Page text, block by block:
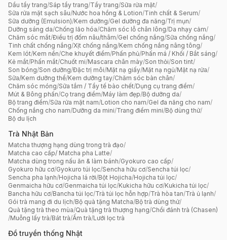
Dầu tẩy trang/Sáp tẩy trang/Tẩy trang/Sữa rửa mặt/
Sữa rửa mặt sạch sâu/Nước hoa hồng & Lotion/Tinh chất & Serum/
Sữa dưỡng (Emulsion)/Kem dưỡng/Gel dưỡng đa năng/Trị mụn/
Dưỡng sáng da/Chống lão hóa/Chăm sóc lỗ chân lông/Da nhạy cảm/
Chăm sóc mắt/Điều trị đốm nâu/thâm/Gel chống nắng/Sữa chống nắng/
Tinh chất chống nắng/Xịt chống nắng/Kem chống nắng nâng tông/
Kem lót/Kem nền/Che khuyết điểm/Phấn phủ/Phấn má / Khối / Bắt sáng/
Kẻ mắt/Phấn mắt/Chuốt mi/Mascara chân mày/Son thỏi/Son tint/
Son bóng/Son dưỡng/Đặc trị môi/Mặt nạ giấy/Mặt nạ ngủ/Mặt nạ rửa/
Sữa/Kem dưỡng thể/Kem dưỡng tay/Chăm sóc bàn chân/
Chăm sóc móng/Sữa tắm / Tẩy tế bào chết/Dụng cụ trang điểm/
Mút & Bông phấn/Cọ trang điểm/Máy làm đẹp/Bộ dưỡng da/
Bộ trang điểm/Sữa rửa mặt nam/Lotion cho nam/Gel đa năng cho nam/
Chống nắng cho nam/Dưỡng da mini/Trang điểm mini/Bộ dùng thử/
Bộ du lịch
Trà Nhật Bản
Matcha thượng hạng dùng trong trà đạo/
Matcha cao cấp/ Matcha pha Latte/
Matcha dùng trong nấu ăn & làm bánh/Gyokuro cao cấp/
Gyokuro hữu cơ/Gyokuro túi lọc/Sencha hữu cơ/Sencha túi lọc/
Sencha pha lạnh/Hojicha lá rời/Bột Hojicha/Hojicha túi lọc/
Genmaicha hữu cơ/Genmaicha túi lọc/Kukicha hữu cơ/Kukicha túi lọc/
Bancha hữu cơ/Bancha túi lọc/Trà túi lọc hỗn hợp/Trà hòa tan/Trà ủ lạnh/
Gói trà mang đi du lịch/Bộ quà tặng Matcha/Bộ trà dùng thử/
Quà tặng trà theo mùa/Quà tặng trà thượng hạng/Chổi đánh trà (Chasen)
/Muỗng lấy trà/Bát trà/Ấm trà/Lưới lọc trà
Đồ truyền thống Nhật